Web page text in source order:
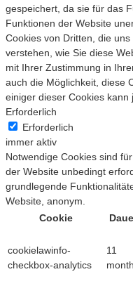
gespeichert, da sie für das
Funktionen der Website
Cookies von Dritten, die
verstehen, wie Sie diese
mit Ihrer Zustimmung in
auch die Möglichkeit, diese
einiger dieser Cookies kann
Erforderlich
Erforderlich
immer aktiv
Notwendige Cookies sind
der Website unbedingt
grundlegende
Website, anonym.
Cookie
cookielawinfo-
checkbox-analytics
11